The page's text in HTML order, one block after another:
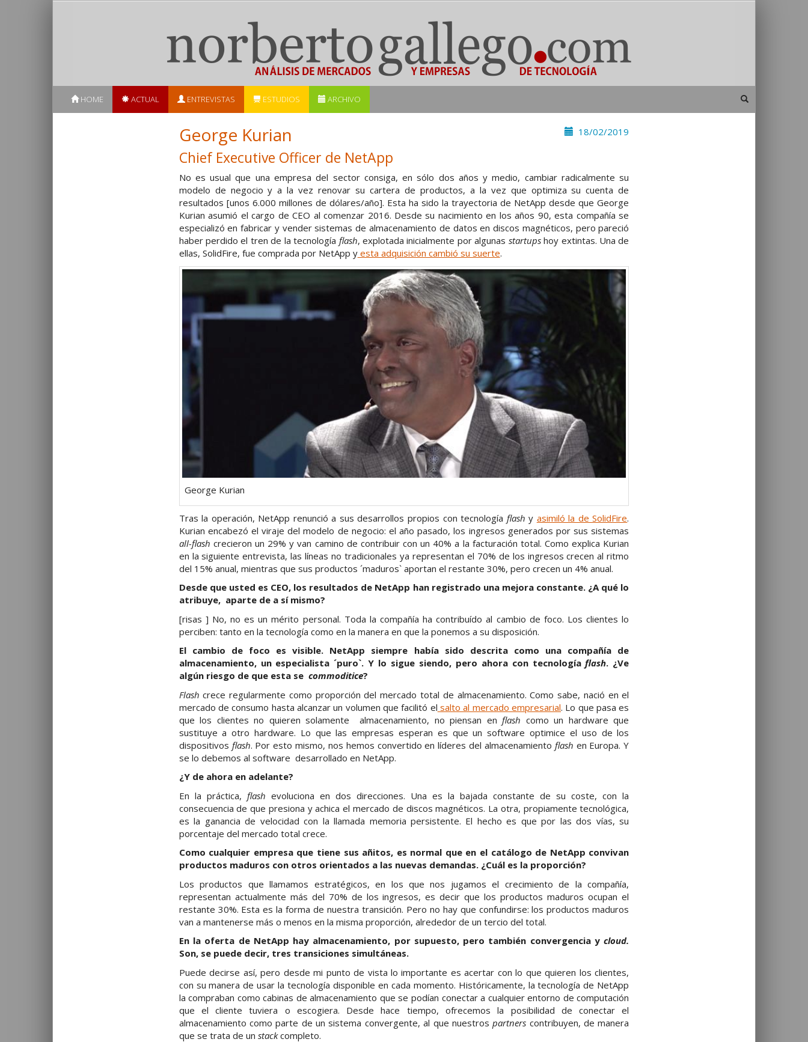
HOME ACTUAL ENTREVISTAS ESTUDIOS ARCHIVO
18/02/2019
George Kurian
Chief Executive Officer de NetApp
No es usual que una empresa del sector consiga, en sólo dos años y medio, cambiar radicalmente su
modelo de negocio y a la vez renovar su cartera de productos, a la vez que optimiza su cuenta de
resultados [unos 6.000 millones de dólares/año]. Esta ha sido la trayectoria de NetApp desde que George
Kurian asumió el cargo de CEO al comenzar 2016. Desde su nacimiento en los años 90, esta compañía se
especializó en fabricar y vender sistemas de almacenamiento de datos en discos magnéticos, pero pareció
haber perdido el tren de la tecnología flash, explotada inicialmente por algunas startupshoy extintas. Una de
ellas, SolidFire, fue comprada por NetApp yesta adquisición cambió su suerte.
George Kurian
Tras la operación, NetApp renunció a sus desarrollos propios con tecnología flashy asimiló la de SolidFire.
Kurian encabezó el viraje del modelo de negocio: el año pasado, los ingresos generados por sus sistemas
all-flash crecieron un 29% y van camino de contribuir con un 40% a la facturación total. Como explica Kurian
en la siguiente entrevista, las líneas no tradicionales ya representan el 70% de los ingresos crecen al ritmo
del 15% anual, mientras que sus productos ´maduros` aportan el restante 30%, pero crecen un 4% anual.
Desde que usted es CEO, los resultados de NetApp han registrado una mejora constante. ¿A qué lo
atribuye, aparte de a sí mismo?
[risas ] No, no es un mérito personal. Toda la compañía ha contribuído al cambio de foco. Los clientes lo
perciben: tanto en la tecnología como en la manera en que la ponemos a su disposición.
El cambio de foco es visible. NetApp siempre había sido descrita como una compañía de
almacenamiento, un especialista ´puro`. Y lo sigue siendo, pero ahora con tecnologíaflash. ¿Ve
algún riesgo de que esta se commoditice?
Flashcrece regularmente como proporción del mercado total de almacenamiento. Como sabe, nació en el
mercado de consumo hasta alcanzar un volumen que facilitó el salto al mercado empresarial. Lo que pasa es
que los clientes no quieren solamente almacenamiento, no piensan enflash como un hardware que
sustituye a otro hardware. Lo que las empresas esperan es que un software optimice el uso de los
dispositivos flash. Por esto mismo, nos hemos convertido en líderes del almacenamiento flash en Europa. Y
se lo debemos al software desarrollado en NetApp.
¿Y de ahora en adelante?
En la práctica, flash evoluciona en dos direcciones. Una es la bajada constante de su coste, con la
consecuencia de que presiona y achica el mercado de discos magnéticos. La otra, propiamente tecnológica,
es la ganancia de velocidad con la llamada memoria persistente. El hecho es que por las dos vías, su
porcentaje del mercado total crece.
Como cualquier empresa que tiene sus añitos, es normal que en el catálogo de NetApp convivan
productos maduros con otros orientados a las nuevas demandas. ¿Cuál es la proporción?
Los productos que llamamos estratégicos, en los que nos jugamos el crecimiento de la compañía,
representan actualmente más del 70% de los ingresos, es decir que los productos maduros ocupan el
restante 30%. Esta es la forma de nuestra transición. Pero no hay que confundirse: los productos maduros
van a mantenerse más o menos en la misma proporción, alrededor de un tercio del total.
En la oferta de NetApp hay almacenamiento, por supuesto, pero también convergencia ycloud.
Son, se puede decir, tres transiciones simultáneas.
Puede decirse así, pero desde mi punto de vista lo importante es acertar con lo que quieren los clientes,
con su manera de usar la tecnología disponible en cada momento. Históricamente, la tecnología de NetApp
la compraban como cabinas de almacenamiento que se podían conectar a cualquier entorno de computación
que el cliente tuviera o escogiera. Desde hace tiempo, ofrecemos la posibilidad de conectar el
almacenamiento como parte de un sistema convergente, al que nuestrospartners contribuyen, de manera
que se trata de un stackcompleto.